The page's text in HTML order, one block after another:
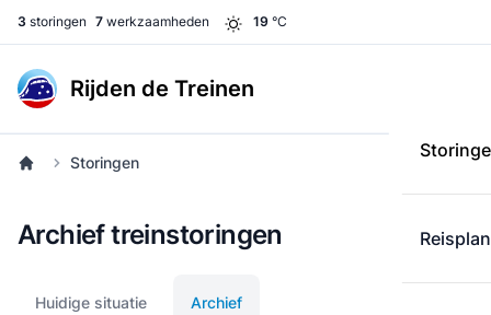
3 storingen 7 werkzaamheden 19 °C
Rijden de Treinen
Storingen
Archief treinstoringen
Huidige situatie Archief